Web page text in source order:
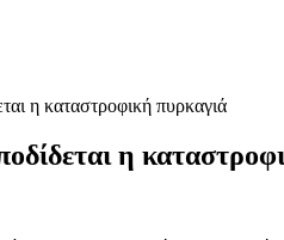
η καταστροφική πυρκαγιά
η